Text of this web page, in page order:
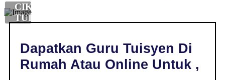
CIKGU
TUISYEN
Dapatkan Guru Tuisyen Di
Rumah Atau Online Untuk ,